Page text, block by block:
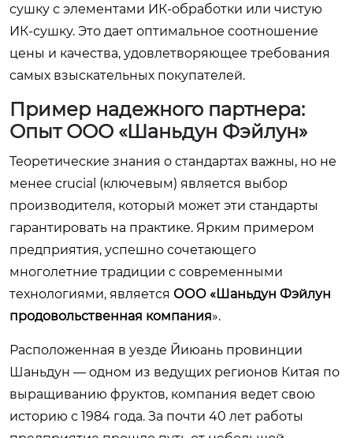
сушку с элементами ИК-обработки или чистую
ИК-сушку. Это дает оптимальное соотношение
цены и качества, удовлетворяющее требования
самых взыскательных покупателей.
Пример надежного партнера:
Опыт ООО «Шаньдун Фэйлун»
Теоретические знания о стандартах важны, но не
менее crucial (ключевым) является выбор
производителя, который может эти стандарты
гарантировать на практике. Ярким примером
предприятия, успешно сочетающего
многолетние традиции с современными
технологиями, является ООО «Шаньдун Фэйлун
продовольственная компания».
Расположенная в уезде Йиюань провинции
Шаньдун — одном из ведущих регионов Китая по
выращиванию фруктов, компания ведет свою
историю с 1984 года. За почти 40 лет работы